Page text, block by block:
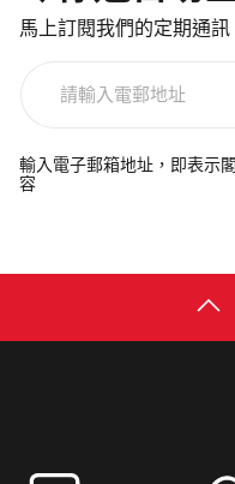
馬上訂閱我們的定期通
電
郵
輸入電子郵箱地址，即表示
容